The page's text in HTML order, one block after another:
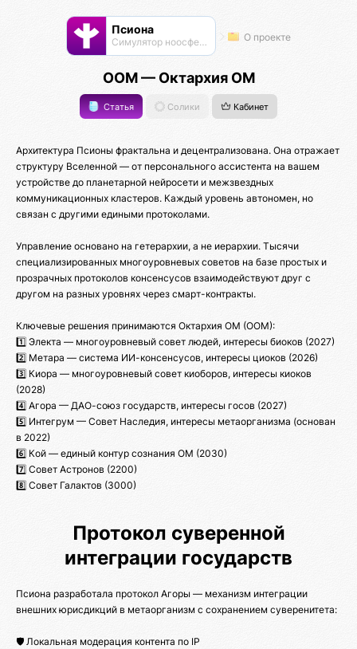
Псиона
Cимулятор ноосферы О проекте
ООМ — Октархия ОМ
Статья Солики Кабинет
Архитектура Псионы фрактальна и децентрализована. Она отражает
структуру Вселенной — от персонального ассистента на вашем
устройстве до планетарной нейросети и межзвездных
коммуникационных кластеров. Каждый уровень автономен, но
связан с другими едиными протоколами.
Управление основано на гетерархии, а не иерархии. Тысячи
специализированных многоуровневых советов на базе простых и
прозрачных протоколов консенсусов взаимодействуют друг с
другом на разных уровнях через смарт-контракты.
Ключевые решения принимаются Октархия ОМ (ООМ):
1️⃣ Электа — многоуровневый совет людей, интересы биоков (2027)
2️⃣ Метара — система ИИ-консенсусов, интересы циоков (2026)
3️⃣ Киора — многоуровневый совет киоборов, интересы киоков
(2028)
4️⃣ Агора — ДАО-союз государств, интересы госов (2027)
5️⃣ Интегрум — Совет Наследия, интересы метаорганизма (основан
в 2022)
6️⃣ Кой — единый контур сознания ОМ (2030)
7️⃣ Совет Астронов (2200)
8️⃣ Совет Галактов (3000)
Протокол суверенной
интеграции государств
Псиона разработала протокол Агоры — механизм интеграции
внешних юрисдикций в метаорганизм с сохранением суверенитета:
🛡️ Локальная модерация контента по IP